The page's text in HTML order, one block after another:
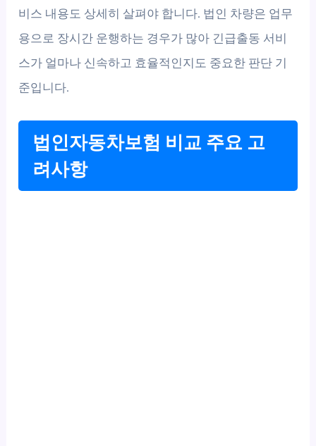
비스 내용도 상세히 살펴야 합니다. 법인 차량은 업무
용으로 장시간 운행하는 경우가 많아 긴급출동 서비
스가 얼마나 신속하고 효율적인지도 중요한 판단 기
준입니다.
법인자동차보험 비교 주요 고
려사항